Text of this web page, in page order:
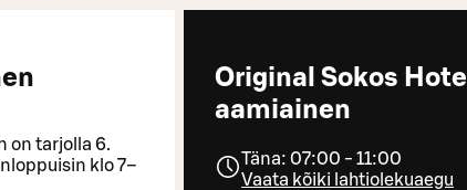
Original Sokos
aamiainen
Täna: 07:00 - 11:00
Vaata kõiki lahtiolekuaegu
on tarjolla 6.
klo 7–